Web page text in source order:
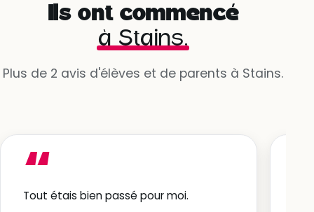
Ils ont commencé
à Stains.
Plus de 2 avis d'élèves et de parents à Stains.
“
Tout étais bien passé pour moi.